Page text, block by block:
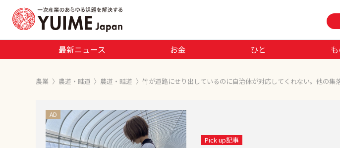
最新ニュース お金 ひと
農業 〉 農道・畦道 〉 農道・畦道 〉 竹が道路にせり出しているのに自治体が対応してくれない。他の集
AD
Pick up記事